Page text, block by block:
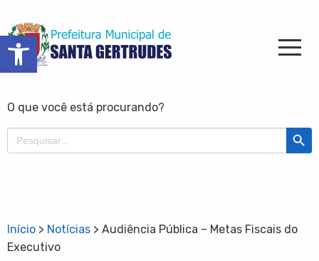
Barra de Ferramentas Aberta
O que você está procurando?
Search
for:
Search
Início > Notícias > Audiência Pública – Metas Fiscais do
Executivo